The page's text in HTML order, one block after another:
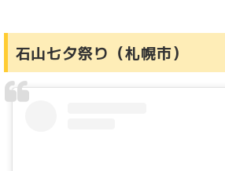
石山七夕祭り（札幌市）